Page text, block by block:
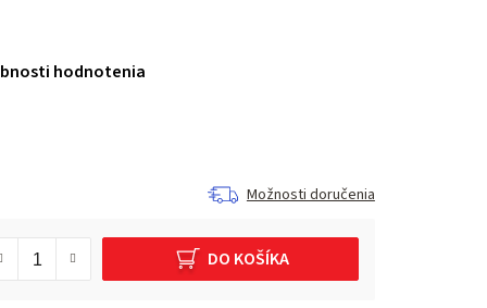
hodnotenia
Možnosti doručenia
DO KOŠÍKA